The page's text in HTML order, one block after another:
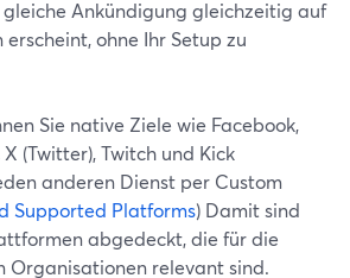
gleiche Ankündigung gleichzeitig auf
ohne Ihr Setup zu
Sie native Ziele wie Facebook,
X (Twitter), Twitch und Kick
anderen Dienst per Custom
Supported Platforms) Damit sind
abgedeckt, die für die
Organisationen relevant sind.